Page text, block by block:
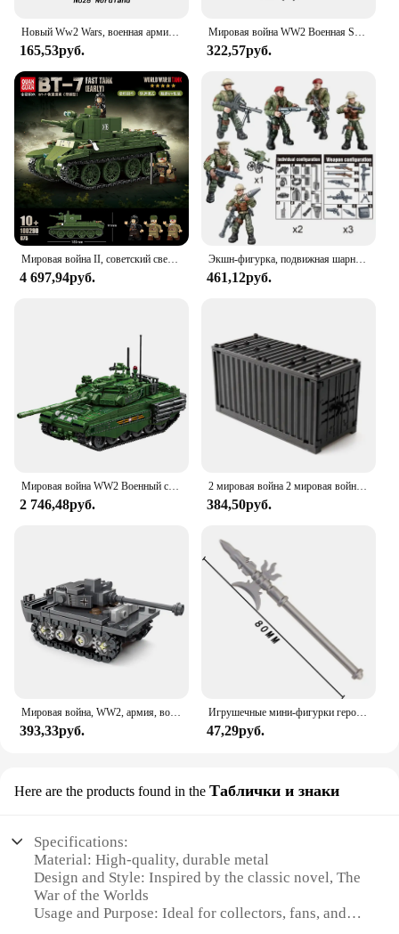
165,53руб. 322,57руб.
4 697,94руб.
Экшн-фигурка, подвижная шарнирная кукла, совместимая со строительными блоками Lego, Вторая мировая война, немецкая Военная марионетка, игрушки для мальчиков
461,12руб.
2 746,48руб.
2 мировая война 2 мировая война Военные солдаты спецназ сцена сочетается с оружием аксессуары модель строительные блоки кирпичи детские игрушки
384,50руб.
Мировая война, WW2, армия, военные солдаты, солдаты SAWT, модель тяжелого танка King Tiger, сделай сам ​ Строительные блоки Кирпичи Детские игрушки
393,33руб.
Игрушечные мини-фигурки героев Edge of Morning Tom из круиза
47,29руб.
Here are the products found in the Таблички и знаки
Specifications:
Material: High-quality, durable metal
Design and Style: Inspired by the classic novel, The
War of the Worlds
Usage and Purpose: Ideal for collectors, fans, and